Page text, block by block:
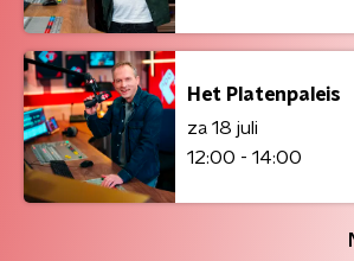
Het Platenpaleis
za 18 juli
12:00 - 14:00